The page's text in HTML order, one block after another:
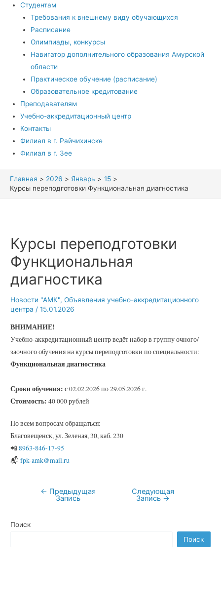
Студентам
Требования к внешнему виду обучающихся
Расписание
Олимпиады, конкурсы
Навигатор дополнительного образования Амурской
области
Практическое обучение (расписание)
Образовательное кредитование
Преподавателям
Учебно-аккредитационный центр
Контакты
Филиал в г. Райчихинске
Филиал в г. Зее
Главная 2026 Январь
15
Курсы переподготовки Функциональная диагностика
Курсы переподготовки
Функциональная
диагностика
Новости "АМК",Объявления учебно-аккредитационного
центра /15.01.2026
ВНИМАНИЕ!
Учебно-аккредитационный центр ведёт набор в группу очного/
заочного обучения на курсы переподготовки по специальности:
Функциональная диагностика
Сроки обучения:с 02.02.2026 по 29.05.2026 г.
Стоимость:40 000 рублей
По всем вопросам обращаться:
Благовещенск, ул. Зеленая, 30, каб. 230
📲8963-846-17-95
📬fpk-amk@mail.ru
Навигация
← Предыдущая
Запись
Следующая
Запись →
Поиск
Поиск